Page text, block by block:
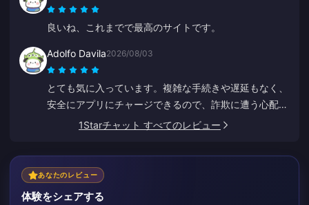
良いね、これまでで最高のサイトです。
Adolfo Davila2026/08/03
とても気に入っています。複雑な手続きや遅延もなく、
安全にアプリにチャージできるので、詐欺に遭う心配も
なく安心です。
1Starチャット すべてのレビュー
あなたのレビュー
体験をシェアする